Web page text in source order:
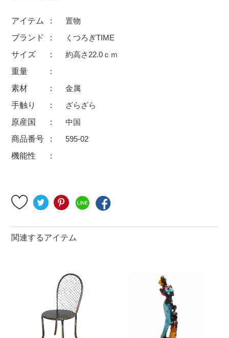
置物
価格
500円未満
500円～
1,500円〜
5,000円～9,999円
特集
カラー
機能性
アイテム
置物
ブランド
くつろぎTIME
サイズ
約高さ22.0ｃｍ
重量
素材
金属
手触り
ざらざら
原産国
中国
商品番号
595-02
機能性
関連するアイテム